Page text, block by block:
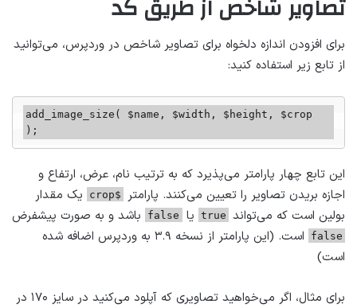
تصاویر شاخص از طریق کد
برای افزودن اندازه دلخواه برای تصاویر شاخص در وردپرس، می‌توانید
از تابع زیر استفاده کنید:
add_image_size( $name, $width, $height, $crop
);
این تابع چهار پارامتر می‌پذیرد که به ترتیب نام، عرض، ارتفاع و
اجازه بریدن تصاویر را تعیین می‌کنند. پارامتر
$crop
یک مقدار
بولین است که می‌تواند true یا false باشد و به صورت پیشفرض
false
است. (این پارامتر از نسخه ۳.۹ به وردپرس اضافه شده
است)
برای مثال، اگر می‌خواهید تصاویری که آپلود می‌کنید در سایز ۱۷۰ در